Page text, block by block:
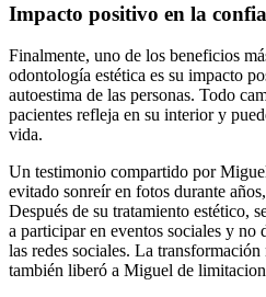
Impacto positivo en la
Finalmente, uno de los beneficios
odontología estética es su impacto
autoestima de las personas. Todo
pacientes refleja en su interior y
vida.
Un testimonio compartido por
evitado sonreír en fotos durante
Después de su tratamiento estético,
a participar en eventos sociales y no
las redes sociales. La
también liberó a Miguel de